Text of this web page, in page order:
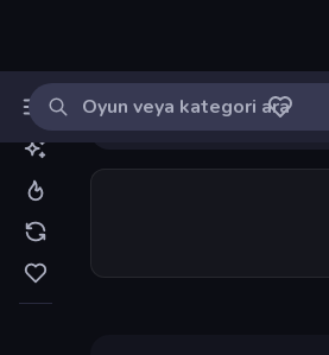
MinikOyuncu
Oyun ara
Siber Arabalar 2